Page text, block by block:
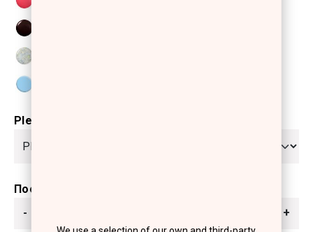
Please select
Ποσότητα
-
+